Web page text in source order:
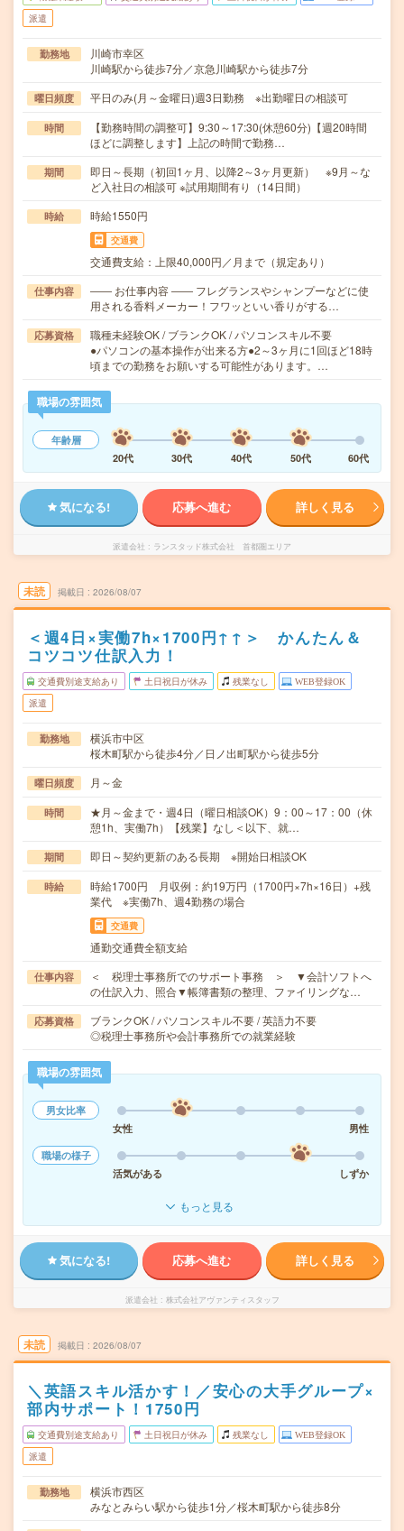
派遣
勤務地
川崎市幸区
川崎駅から徒歩7分／京急川崎駅から徒歩7分
曜日頻度 平日のみ(月～金曜日)週3日勤務 ※出勤曜日の相談可
時間
【勤務時間の調整可】9:30～17:30(休憩60分)【週20時間
ほどに調整します】上記の時間で勤務…
期間
即日～長期（初回1ヶ月、以降2～3ヶ月更新） ※9月～な
ど入社日の相談可 ※試用期間有り（14日間）
時給 時給1550円
交通費
交通費支給：上限40,000円／月まで（規定あり）
仕事内容
―― お仕事内容 ―― フレグランスやシャンプーなどに使
用される香料メーカー！フワッといい香りがする…
応募資格
職種未経験OK / ブランクOK / パソコンスキル不要
●パソコンの基本操作が出来る方●2～3ヶ月に1回ほど18時
頃までの勤務をお願いする可能性があります。…
職場の雰囲気
年齢層
20代
30代 40代 50代 60代
気になる! 応募へ進む 詳しく見る
派遣会社 ランスタッド株式会社 首都圏エリア
未読 掲載日 2026/08/07
＜週4日×実働7h×1700円↑↑＞ かんたん＆
コツコツ仕訳入力！
交通費別途支給あり 土日祝日が休み 残業なし WEB登録OK
派遣
勤務地
横浜市中区
桜木町駅から徒歩4分／日ノ出町駅から徒歩5分
曜日頻度 月～金
時間
★月～金まで・週4日（曜日相談OK）9：00～17：00（休
憩1h、実働7h）【残業】なし＜以下、就…
期間 即日～契約更新のある長期 ※開始日相談OK
時給
時給1700円 月収例：約19万円（1700円×7h×16日）+残
業代 ※実働7h、週4勤務の場合
交通費
通勤交通費全額支給
仕事内容
＜ 税理士事務所でのサポート事務 ＞ ▼会計ソフトへ
の仕訳入力、照合▼帳簿書類の整理、ファイリングな…
応募資格
ブランクOK / パソコンスキル不要 / 英語力不要
◎税理士事務所や会計事務所での就業経験
職場の雰囲気
男女比率
女性
男性
職場の様子
活気がある
しずか
もっと見る
気になる! 応募へ進む 詳しく見る
派遣会社 株式会社アヴァンティスタッフ
未読 掲載日 2026/08/07
＼英語スキル活かす！／安心の大手グループ×
部内サポート！1750円
交通費別途支給あり 土日祝日が休み 残業なし WEB登録OK
派遣
勤務地
横浜市西区
みなとみらい駅から徒歩1分／桜木町駅から徒歩8分